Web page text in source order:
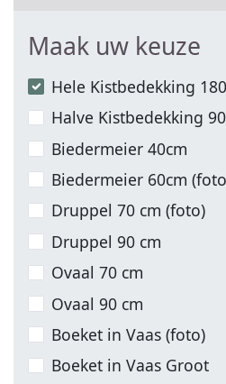
Maak uw keuze
Hele Kistbedekking
Halve Kistbedekking
Biedermeier 40cm
Biedermeier 60cm
Druppel 70 cm (foto)
Druppel 90 cm
Ovaal 70 cm
Ovaal 90 cm
Boeket in Vaas (foto)
Boeket in Vaas Groot